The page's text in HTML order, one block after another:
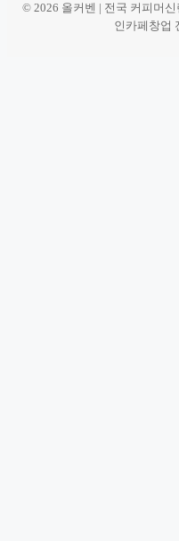
© 2026 올커벤 | 전국 커피머신
인카페창업